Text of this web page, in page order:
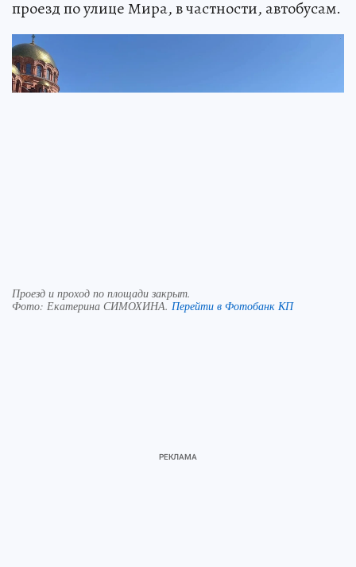
проезд по улице Мира, в частности, автобусам.
Проезд и проход по площади закрыт.
Фото: Екатерина СИМОХИНА. Перейти в Фотобанк КП